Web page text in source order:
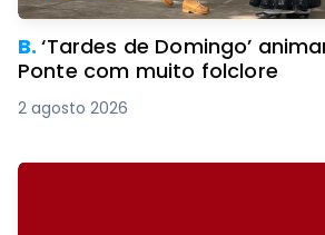
B.‘Tardes de Domingo’
Ponte com muito folclore
2 agosto 2026